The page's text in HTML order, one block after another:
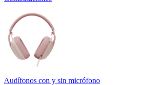
Audífonos con y sin micrófono